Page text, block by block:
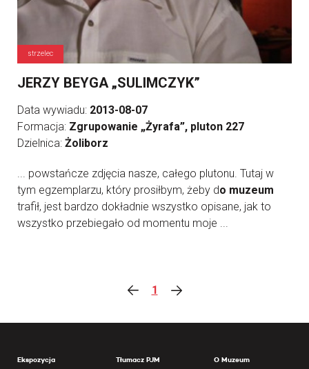
strzelec
JERZY BEYGA „SULIMCZYK”
Data wywiadu: 2013-08-07
Formacja: Zgrupowanie „Żyrafa”, pluton 227
Dzielnica: Żoliborz
... powstańcze zdjęcia nasze, całego plutonu. Tutaj w
tym egzemplarzu, który prosiłbym, żeby do muzeum
trafił, jest bardzo dokładnie wszystko opisane, jak to
wszystko przebiegało od momentu moje ...
1
Ekspozycja Tłumacz PJM O Muzeum